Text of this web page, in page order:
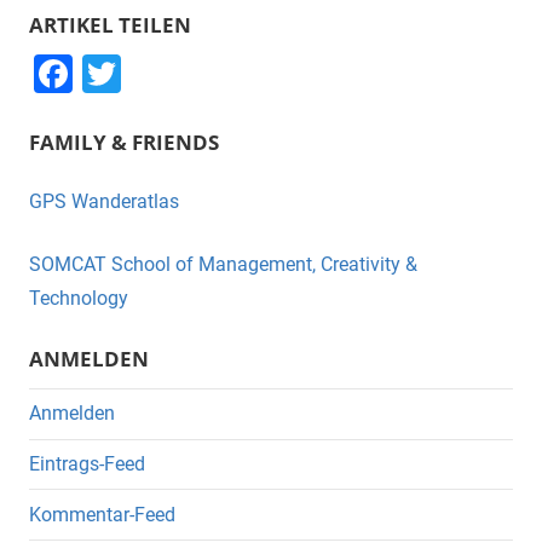
ARTIKEL TEILEN
F
c
e
o
o
k
tt
er
FAMILY & FRIENDS
GPS Wanderatlas
SOMCAT School of Management, Creativity &
Technology
ANMELDEN
Anmelden
Eintrags-Feed
Kommentar-Feed